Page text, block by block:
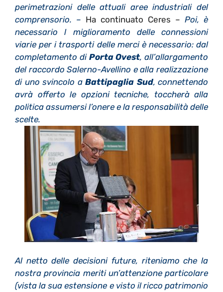
perimetrazioni delle attuali aree industriali del
comprensorio. – Ha continuato Ceres – Poi, è
necessario l miglioramento delle connessioni
viarie per i trasporti delle merci è necessario: dal
completamento di Porta Ovest, all’allargamento
del raccordo Salerno-Avellino e alla realizzazione
di uno svincolo a Battipaglia Sud, connettendo
avrà offerto le opzioni tecniche, toccherà alla
politica assumersi l’onere e la responsabilità delle
scelte.
Al netto delle decisioni future, riteniamo che la
nostra provincia meriti un’attenzione particolare
(vista la sua estensione e visto il ricco patrimonio